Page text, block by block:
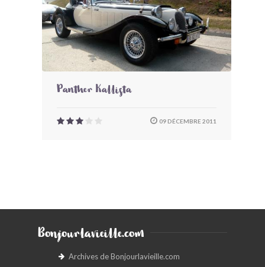
Panther Kallista
09 DÉCEMBRE 2011
Bonjourlavieille.com
Archives de Bonjourlavieille.com